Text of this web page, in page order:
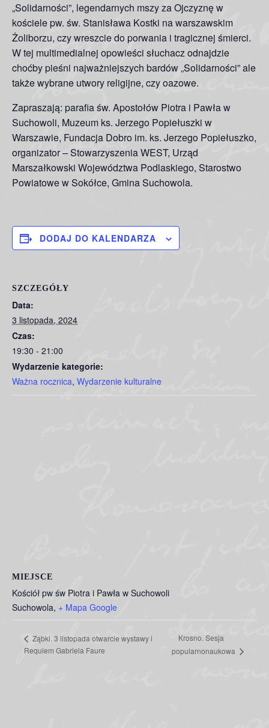
„Solidarności”, legendarnych mszy za Ojczyznę w
kościele pw. św. Stanisława Kostki na warszawskim
Żoliborzu, czy wreszcie do porwania i tragicznej śmierci.
W tej multimedialnej opowieści słuchacz odnajdzie
choćby pieśni najważniejszych bardów „Solidarności” ale
także wybrane utwory religijne, czy oazowe.
Zapraszają: parafia św. Apostołów Piotra i Pawła w
Suchowoli, Muzeum ks. Jerzego Popiełuszki w
Warszawie, Fundacja Dobro im. ks. Jerzego Popiełuszko,
organizator – Stowarzyszenia WEST, Urząd
Marszałkowski Województwa Podlaskiego, Starostwo
Powiatowe w Sokółce, Gmina Suchowola.
DODAJ DO KALENDARZA
SZCZEGÓŁY
Data:
3 listopada, 2024
Czas:
19:30 - 21:00
Wydarzenie kategorie:
Ważna rocznica, Wydarzenie kulturalne
MIEJSCE
Kościół pw św Piotra i Pawła w Suchowoli
Suchowola, + Mapa Google
Ząbki. 3 listopada otwarcie wystawy i
Requiem Gabriela Faure
Krosno. Sesja
popularnonaukowa